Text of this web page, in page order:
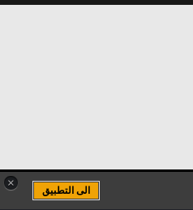
×
الى التطبيق